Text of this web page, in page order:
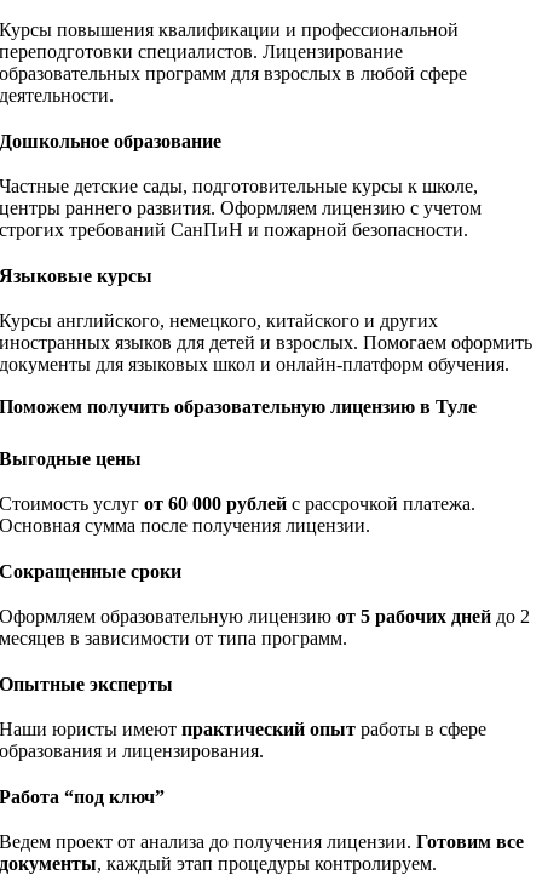
Курсы повышения квалификации и профессиональной
переподготовки специалистов. Лицензирование
образовательных программ для взрослых в любой сфере
деятельности.
Дошкольное образование
Частные детские сады, подготовительные курсы к школе,
центры раннего развития. Оформляем лицензию с учетом
строгих требований СанПиН и пожарной безопасности.
Языковые курсы
Курсы английского, немецкого, китайского и других
иностранных языков для детей и взрослых. Помогаем оформить
документы для языковых школ и онлайн-платформ обучения.
Поможем получить образовательную лицензию в Туле
Выгодные цены
Стоимость услугот 60 000 рублей с рассрочкой платежа.
Основная сумма после получения лицензии.
Сокращенные сроки
Оформляем образовательную лицензиюот 5 рабочих дней до 2
месяцев в зависимости от типа программ.
Опытные эксперты
Наши юристы имеютпрактический опыт работы в сфере
образования и лицензирования.
Работа “под ключ”
Ведем проект от анализа до получения лицензии.Готовим все
документы, каждый этап процедуры контролируем.